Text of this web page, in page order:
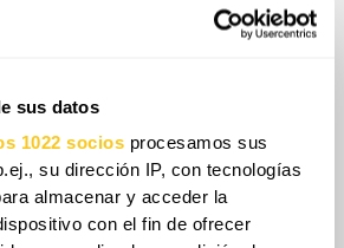
sus datos
1022 socios procesamos sus
su dirección IP, con tecnologías
almacenar y acceder la
con el fin de ofrecer
que sus movimientos de
más predecibles. Esta
y atacar con mayor
rusa, como lo demuestra
publicado que
ataque a un depósito de
en Velyka Novosilka.